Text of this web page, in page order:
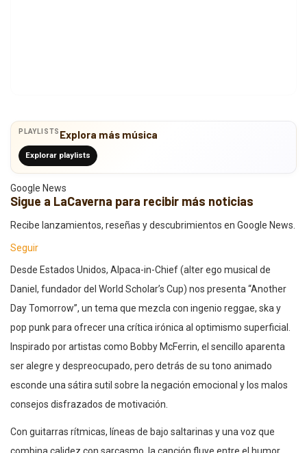
PLAYLISTS Explora más música
Explorar playlists
Google News
Sigue a LaCaverna para recibir más noticias
Recibe lanzamientos, reseñas y descubrimientos en Google News.
Seguir
Desde Estados Unidos, Alpaca-in-Chief (alter ego musical de
Daniel, fundador del World Scholar’s Cup) nos presenta “Another
Day Tomorrow”, un tema que mezcla con ingenio reggae, ska y
pop punk para ofrecer una crítica irónica al optimismo superficial.
Inspirado por artistas como Bobby McFerrin, el sencillo aparenta
ser alegre y despreocupado, pero detrás de su tono animado
esconde una sátira sutil sobre la negación emocional y los malos
consejos disfrazados de motivación.
Con guitarras rítmicas, líneas de bajo saltarinas y una voz que